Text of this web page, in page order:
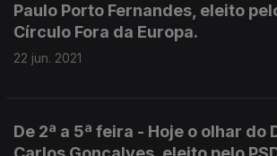
Paulo Porto Fernandes, eleito
Círculo Fora da Europa.
22 jun. 2021
De 2ª a 5ª feira - Hoje o olhar do